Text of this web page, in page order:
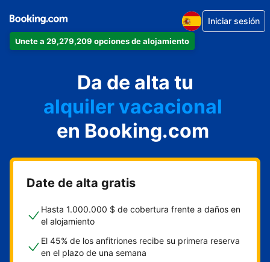
Únete a 29,279,209 opciones de alojamiento
Iniciar sesión
Da de alta tu
apartamento
hotel
alquiler vacacional
hostal o pensión
casa rural
en Booking.com
Date de alta gratis
Hasta 1.000.000 $ de cobertura frente a daños en
el alojamiento
El 45% de los anfitriones recibe su primera reserva
en el plazo de una semana